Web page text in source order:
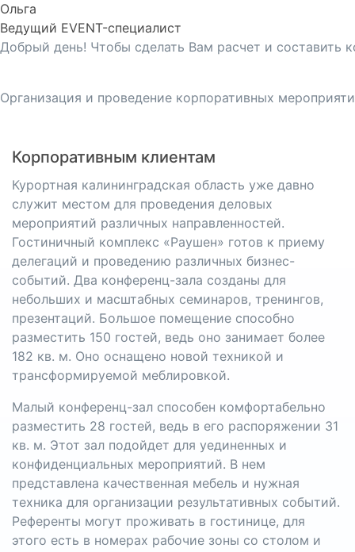
Ольга
Ведущий EVENT-специалист
Добрый день! Чтобы сделать Вам расчет и составить
Организация и проведение корпоративных
Корпоративным клиентам
Курортная калининградская область уже давно
служит местом для проведения деловых
мероприятий различных направленностей.
Гостиничный комплекс «Раушен» готов к приему
делегаций и проведению различных бизнес-
событий. Два конференц-зала созданы для
небольших и масштабных семинаров, тренингов,
презентаций. Большое помещение способно
разместить 150 гостей, ведь оно занимает более
182 кв. м. Оно оснащено новой техникой и
трансформируемой меблировкой.
Малый конференц-зал способен комфортабельно
разместить 28 гостей, ведь в его распоряжении 31
кв. м. Этот зал подойдет для уединенных и
конфиденциальных мероприятий. В нем
представлена качественная мебель и нужная
техника для организации результативных событий.
Референты могут проживать в гостинице, для
этого есть в номерах рабочие зоны со столом и